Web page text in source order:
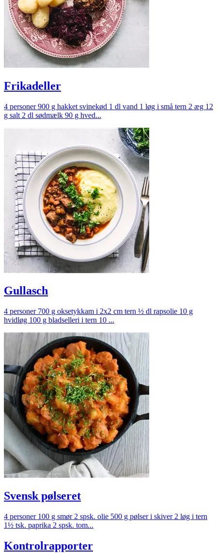
Frikadeller
4 personer 900 g hakket svinekød 1 dl vand 1 løg i små tern 2 æg 12
g salt 2 dl sødmælk 90 g hved...
Gullasch
4 personer 700 g oksetykkam i 2x2 cm tern ½ dl rapsolie 10 g
hvidløg 100 g bladselleri i tern 10 ...
Svensk pølseret
4 personer 100 g smør 2 spsk. olie 500 g pølser i skiver 2 løg i tern
1½ tsk. paprika 2 spsk. tom...
Kontrolrapporter